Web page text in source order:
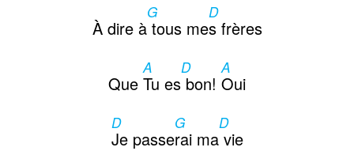
Separatas
Aleatória
Contactos
À dire à
G
tous me
D
s frères
Que
A
Tu es
D
bon!
A
Oui
D
Je passe
G
rai ma
D
vie